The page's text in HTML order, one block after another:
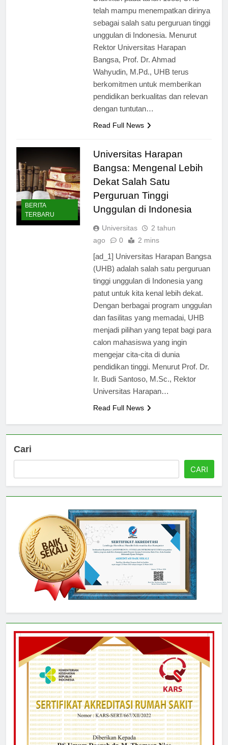
Didirikan pada tahun 1983, UHB
telah mampu menempatkan dirinya
sebagai salah satu perguruan tinggi
unggulan di Indonesia. Menurut
Rektor Universitas Harapan
Bangsa, Prof. Dr. Ahmad
Wahyudin, M.Pd., UHB terus
berkomitmen untuk memberikan
pendidikan berkualitas dan relevan
BERITA
TERBARU
Universitas Harapan
Bangsa: Mengenal Lebih
Dekat Salah Satu
Perguruan Tinggi
Unggulan di Indonesia
Universitas
2 tahun
[ad_1] Universitas Harapan Bangsa
(UHB) adalah salah satu perguruan
tinggi unggulan di Indonesia yang
patut untuk kita kenal lebih dekat.
Dengan berbagai program unggulan
dan fasilitas yang memadai, UHB
menjadi pilihan yang tepat bagi para
calon mahasiswa yang ingin
mengejar cita-cita di dunia
pendidikan tinggi. Menurut Prof. Dr.
Ir. Budi Santoso, M.Sc., Rektor
Cari
CARI